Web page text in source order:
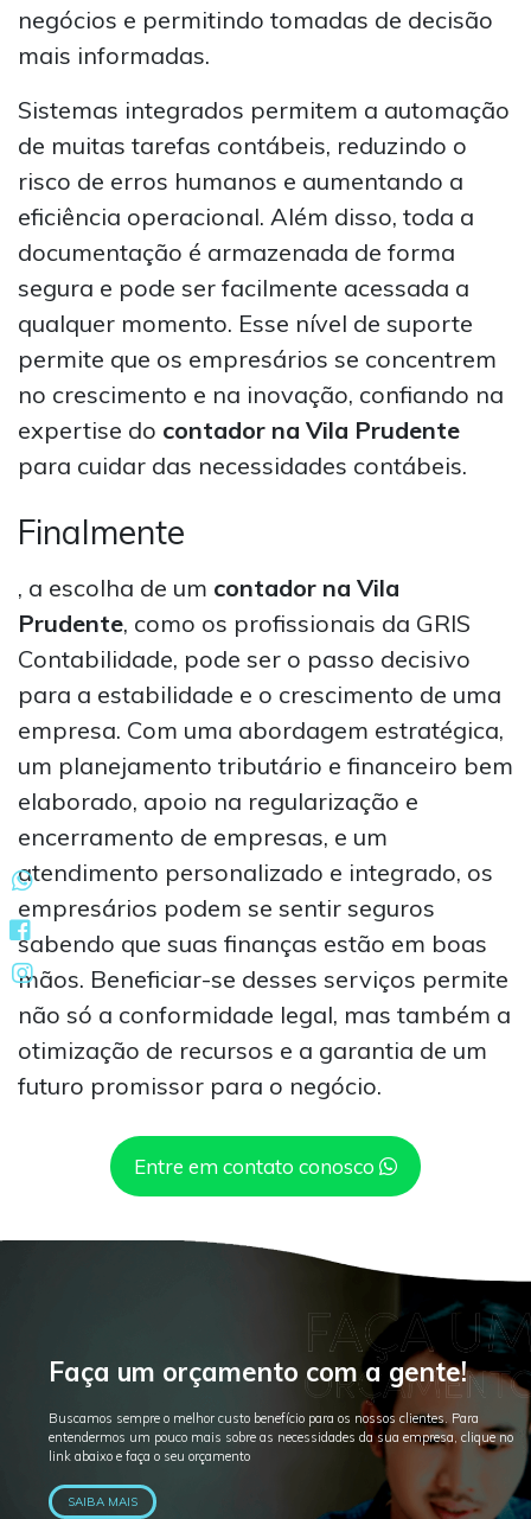
negócios e permitindo tomadas de decisão
mais informadas.
Sistemas integrados permitem a automação
de muitas tarefas contábeis, reduzindo o
risco de erros humanos e aumentando a
eficiência operacional. Além disso, toda a
documentação é armazenada de forma
segura e pode ser facilmente acessada a
qualquer momento. Esse nível de suporte
permite que os empresários se concentrem
no crescimento e na inovação, confiando na
expertise do contador na Vila Prudente
para cuidar das necessidades contábeis.
Finalmente
, a escolha de um contador na Vila
Prudente, como os profissionais da GRIS
Contabilidade, pode ser o passo decisivo
para a estabilidade e o crescimento de uma
empresa. Com uma abordagem estratégica,
um planejamento tributário e financeiro bem
elaborado, apoio na regularização e
encerramento de empresas, e um
atendimento personalizado e integrado, os
empresários podem se sentir seguros
sabendo que suas finanças estão em boas
mãos. Beneficiar-se desses serviços permite
não só a conformidade legal, mas também a
otimização de recursos e a garantia de um
futuro promissor para o negócio.
Entre em contato conosco
Faça um orçamento com a gente!
Buscamos sempre o melhor custo benefício para os nossos clientes. Para
entendermos um pouco mais sobre as necessidades da sua empresa, clique no
link abaixo e faça o seu orçamento
SAIBA MAIS